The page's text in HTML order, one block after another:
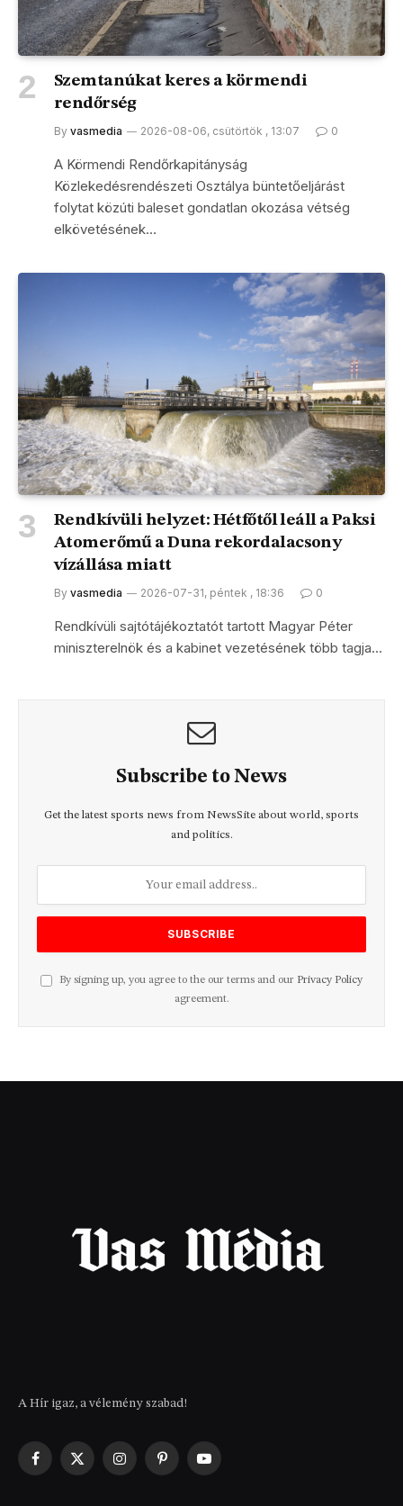
Szemtanúkat keres a körmendi
rendőrség
By vasmedia 2026-08-06, csütörtök , 13:07 0
A Körmendi Rendőrkapitányság
Közlekedésrendészeti Osztálya büntetőeljárást
folytat közúti baleset gondatlan okozása vétség
elkövetésének…
Rendkívüli helyzet: Hétfőtől leáll a Paksi
Atomerőmű a Duna rekordalacsony
vízállása miatt
By vasmedia 2026-07-31, péntek , 18:36 0
Rendkívüli sajtótájékoztatót tartott Magyar Péter
miniszterelnök és a kabinet vezetésének több tagja…
Subscribe to News
Get the latest sports news from NewsSite about world, sports
and politics.
By signing up, you agree to the our terms and our Privacy Policy
agreement.
A Hír igaz, a vélemény szabad!
Facebook
X
InstagramPinterestYouTube